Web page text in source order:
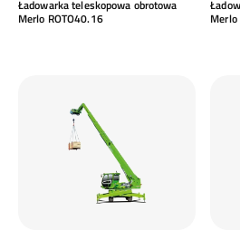
Ładowarka teleskopowa obrotowa
Merlo ROTO40.16 Merlo